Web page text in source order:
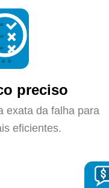
preciso
exata da falha para
eficientes.